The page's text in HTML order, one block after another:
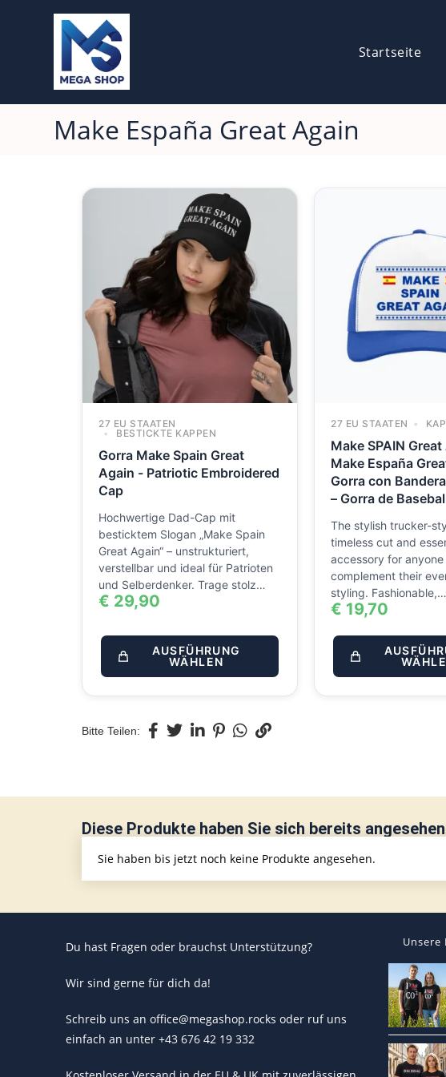
Startseite
Make España Great Again
27 EU STAATEN
BESTICKTE KAPPEN
Gorra Make Spain Great
Again - Patriotic Embroidered
Cap
Hochwertige Dad-Cap mit
besticktem Slogan „Make Spain
Great Again“ – unstrukturiert,
verstellbar und ideal für Patrioten
und Selberdenker. Trage stolz…
€ 29,90
AUSFÜHRUNG
WÄHLEN
27 EU STAATEN
Make SPAIN
Make España
Gorra con
– Gorra de
The stylish trucker-
timeless cut and
accessory for
complement their
styling. Fashionable,…
€ 19,70
Bitte Teilen:
Diese Produkte haben Sie sich bereits
Sie haben bis jetzt noch keine Produkte angesehen.
Du hast Fragen oder brauchst Unterstützung?
Wir sind gerne für dich da!
Schreib uns an office@megashop.rocks oder ruf uns
einfach an unter +43 676 42 19 332
Unsere